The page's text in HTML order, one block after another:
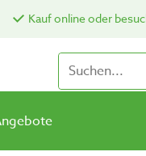
Kauf online oder